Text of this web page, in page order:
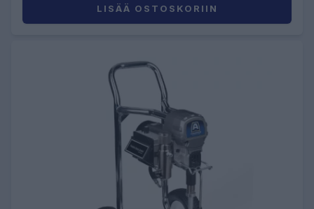
LISÄÄ OSTOSKORIIN